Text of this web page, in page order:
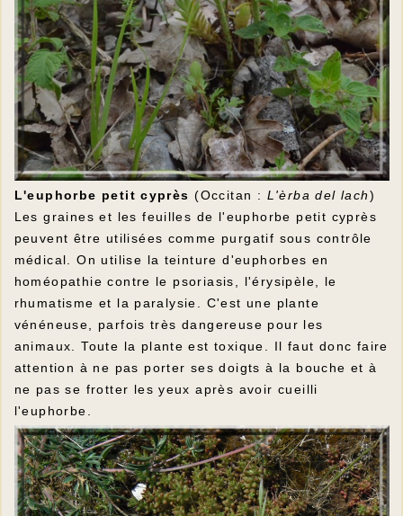
L'euphorbe petit cyprès(Occitan : L'èrba del lach)
Les graines et les feuilles de l'euphorbe petit cyprès
peuvent être utilisées comme purgatif sous contrôle
médical. On utilise la teinture d'euphorbes en
homéopathie contre le psoriasis, l'érysipèle, le
rhumatisme et la paralysie. C'est une plante
vénéneuse, parfois très dangereuse pour les
animaux. Toute la plante est toxique. Il faut donc faire
attention à ne pas porter ses doigts à la bouche et à
ne pas se frotter les yeux après avoir cueilli
l'euphorbe.